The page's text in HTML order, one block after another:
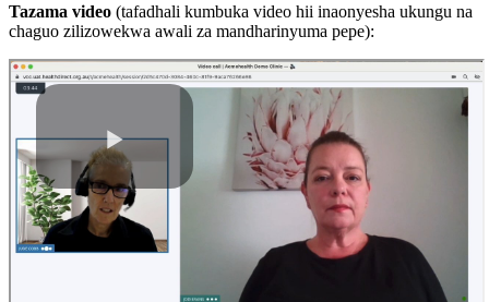
Tazama video (tafadhali kumbuka video hii inaonyesha ukungu na
chaguo zilizowekwa awali za mandharinyuma pepe):